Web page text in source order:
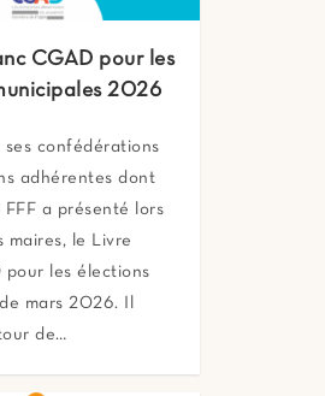
CGAD pour les
2026
ses confédérations
adhérentes dont
a présenté lors
maires, le Livre
pour les élections
mars 2026. Il
de…